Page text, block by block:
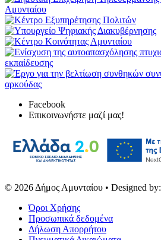
Facebook
Επικοινωνήστε μαζί μας!
© 2026 Δήμος Αμυνταίου • Designed by:
Όροι Χρήσης
Προσωπικά δεδομένα
Δήλωση Απορρήτου